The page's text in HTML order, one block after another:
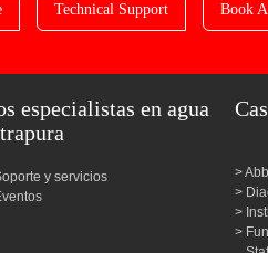
Technical Support Book
especialistas en agua
y servicios